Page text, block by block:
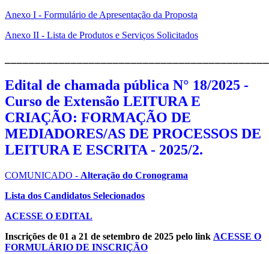
Anexo I - Formulário de Apresentação da Proposta
Anexo II - Lista de Produtos e Serviços Solicitados
Edital de chamada pública N° 18/2025 -
Curso de Extensão LEITURA E
CRIAÇÃO: FORMAÇÃO DE
MEDIADORES/AS DE PROCESSOS DE
LEITURA E ESCRITA - 2025/2.
COMUNICADO - Alteração do Cronograma
Lista dos Candidatos Selecionados
ACESSE O EDITAL
Inscrições de 01 a 21 de setembro de 2025 pelo link ACESSE O
FORMULÁRIO DE INSCRIÇÃO